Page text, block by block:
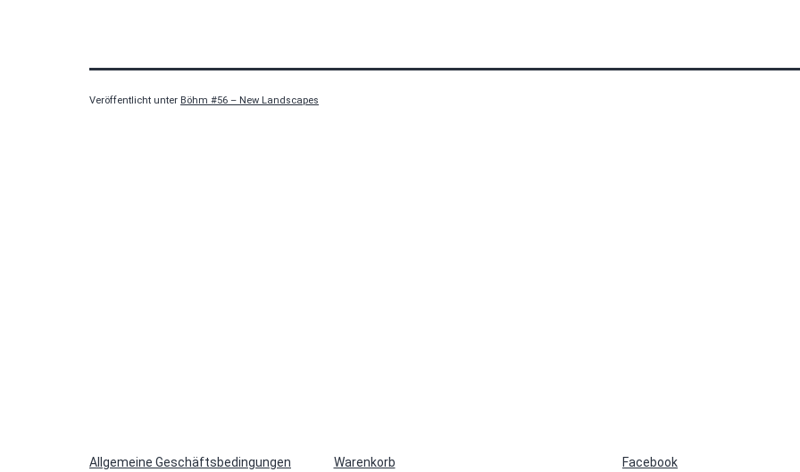
Veröffentlicht unter Böhm #56 – New Landscapes
Allgemeine Geschäftsbedingungen
Warenkorb
Facebook